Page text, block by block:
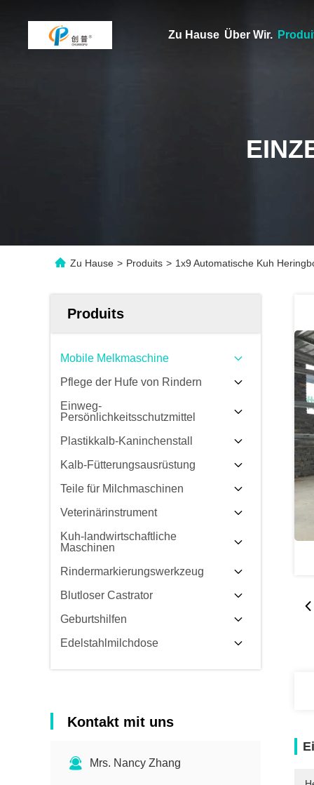
Zu Hause Über Wir.
Zu Hause > Produits > 1x9 Automatische Kuh
Produits
Mobile Melkmaschine
Pflege der Hufe von Rindern
Einweg-
Persönlichkeitsschutzmittel
Plastikkalb-Kaninchenstall
Kalb-Fütterungsausrüstung
Teile für Milchmaschinen
Veterinärinstrument
Kuh-landwirtschaftliche
Maschinen
Rindermarkierungswerkzeug
Blutloser Castrator
Geburtshilfen
Edelstahlmilchdose
Kontakt mit uns
Mrs. Nancy Zhang